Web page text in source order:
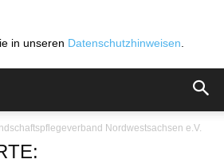
in unseren Datenschutzhinweisen
Nordwestsachsen e.V.